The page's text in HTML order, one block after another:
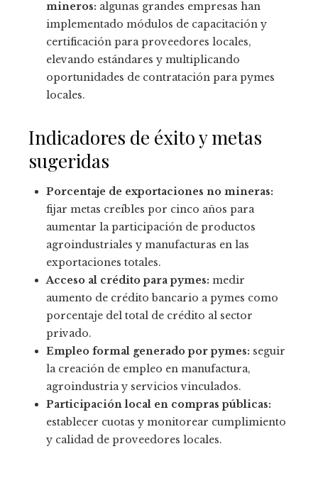
mineros: algunas grandes empresas han
implementado módulos de capacitación y
certificación para proveedores locales,
elevando estándares y multiplicando
oportunidades de contratación para pymes
locales.
Indicadores de éxito y metas
sugeridas
Porcentaje de exportaciones no mineras:
fijar metas creíbles por cinco años para
aumentar la participación de productos
agroindustriales y manufacturas en las
exportaciones totales.
Acceso al crédito para pymes: medir
aumento de crédito bancario a pymes como
porcentaje del total de crédito al sector
privado.
Empleo formal generado por pymes: seguir
la creación de empleo en manufactura,
agroindustria y servicios vinculados.
Participación local en compras públicas:
establecer cuotas y monitorear cumplimiento
y calidad de proveedores locales.